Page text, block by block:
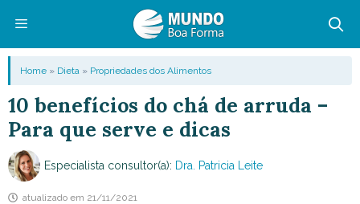
conteúdo
Menu
Home » Dieta » Propriedades dos Alimentos
10 benefícios do chá de arruda –
Para que serve e dicas
Especialista consultor(a): Dra. Patricia Leite
atualizado em 21/11/2021